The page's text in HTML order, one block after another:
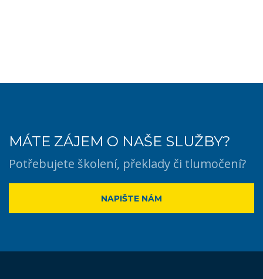
MÁTE ZÁJEM O NAŠE SLUŽBY?
Potřebujete školení, překlady či tlumočení?
NAPIŠTE NÁM